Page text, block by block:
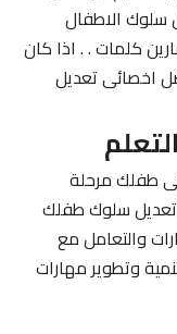
سلوك الاطفال
كلمات . . اذا كان
اخصائى تعديل
طفلك مرحلة
تعديل سلوك طفلك
والتعامل مع
وتطوير مهارات